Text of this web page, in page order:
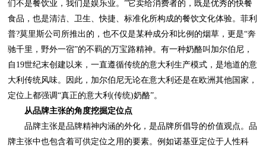
定位上都强调“真正的意大利(传统)奶酪”。
从品牌主张的角度挖掘定位点